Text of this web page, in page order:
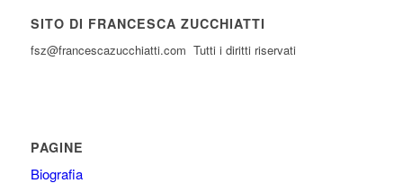
SITO DI FRANCESCA ZUCCHIATTI
fsz@francescazucchiatti.com Tutti i diritti riservati
PAGINE
Biografia